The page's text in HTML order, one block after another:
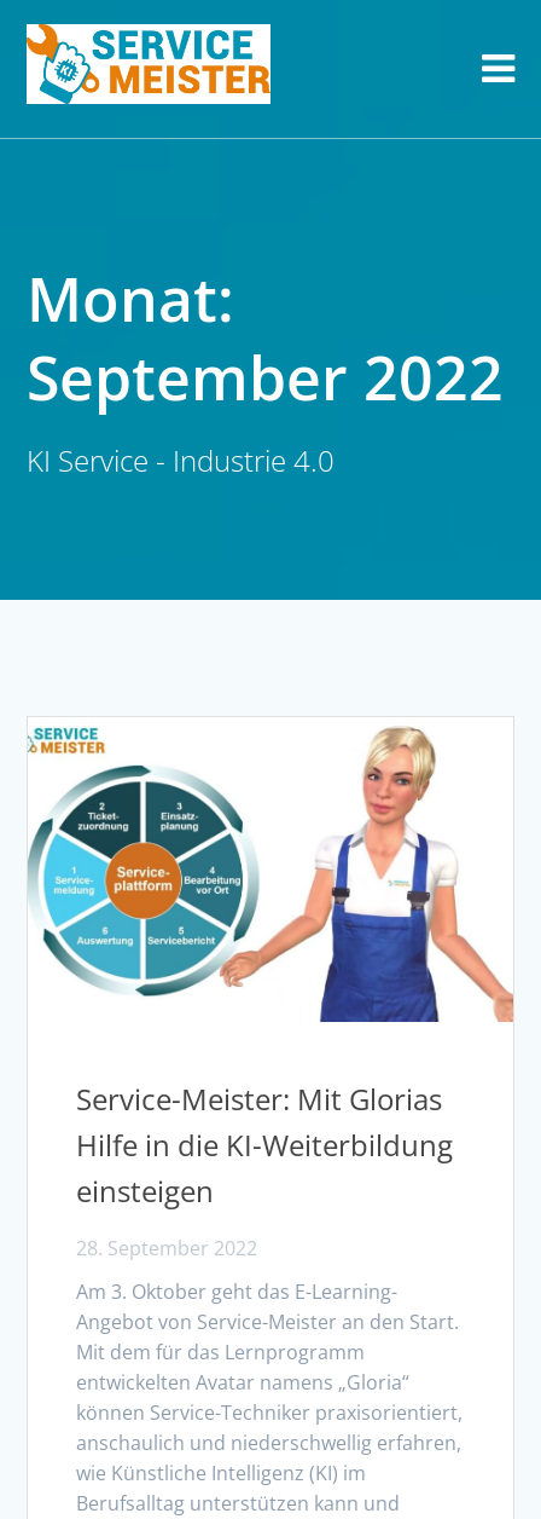
Monat:
September 2022
KI Service - Industrie 4.0
Service-Meister: Mit Glorias
Hilfe in die KI-Weiterbildung
einsteigen
28. September 2022
Am 3. Oktober geht das E-Learning-
Angebot von Service-Meister an den Start.
Mit dem für das Lernprogramm
entwickelten Avatar namens „Gloria“
können Service-Techniker praxisorientiert,
anschaulich und niederschwellig erfahren,
wie Künstliche Intelligenz (KI) im
Berufsalltag unterstützen kann und